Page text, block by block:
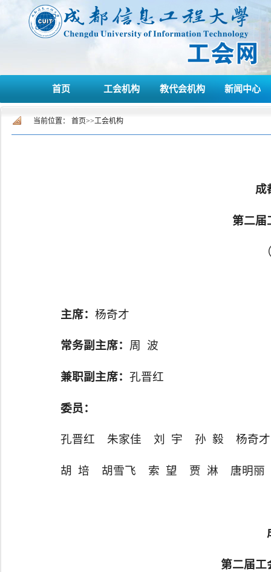
首页 工会机构 教代会机构 新闻中心
当前位置： 首页>>工会机构
成
第二届
主席：杨奇才
常务副主席： 周 波
兼职副主席：孔晋红
委员：
孔晋红 朱家佳 刘 宇 孙 毅 杨奇
胡 培 胡雪飞 索 望 贾 淋 唐明
第二届工